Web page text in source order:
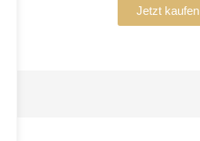
Jetzt kaufen